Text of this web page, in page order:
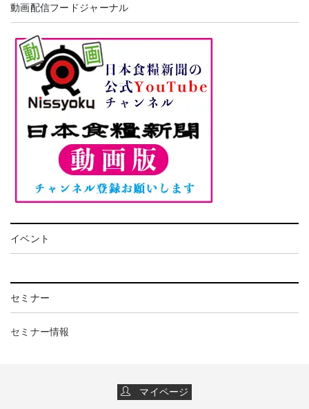
動画配信フードジャーナル
イベント
セミナー
セミナー情報
マイページ